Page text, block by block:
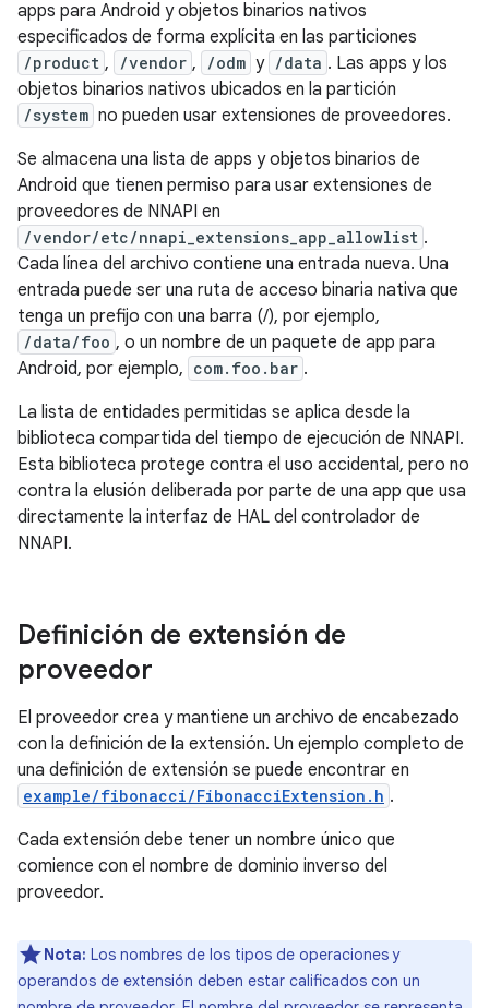
apps para Android y objetos binarios nativos
especificados de forma explícita en las particiones
/product , /vendor , /odm y /data . Las apps y los
objetos binarios nativos ubicados en la partición
/system no pueden usar extensiones de proveedores.
Se almacena una lista de apps y objetos binarios de
Android que tienen permiso para usar extensiones de
proveedores de NNAPI en
/vendor/etc/nnapi_extensions_app_allowlist .
Cada línea del archivo contiene una entrada nueva. Una
entrada puede ser una ruta de acceso binaria nativa que
tenga un prefijo con una barra (/), por ejemplo,
/data/foo , o un nombre de un paquete de app para
Android, por ejemplo, com.foo.bar .
La lista de entidades permitidas se aplica desde la
biblioteca compartida del tiempo de ejecución de NNAPI.
Esta biblioteca protege contra el uso accidental, pero no
contra la elusión deliberada por parte de una app que usa
directamente la interfaz de HAL del controlador de
NNAPI.
Definición de extensión de
proveedor
El proveedor crea y mantiene un archivo de encabezado
con la definición de la extensión. Un ejemplo completo de
una definición de extensión se puede encontrar en
example/fibonacci/FibonacciExtension.h .
Cada extensión debe tener un nombre único que
comience con el nombre de dominio inverso del
proveedor.
Nota: Los nombres de los tipos de operaciones y
operandos de extensión deben estar calificados con un